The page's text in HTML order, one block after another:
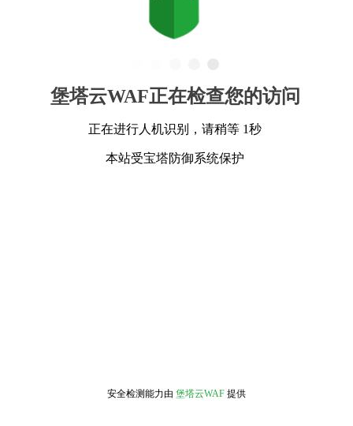
堡塔云WAF正在检查您的访问
正在进行人机识别，请稍等 1秒
本站受宝塔防御系统保护
安全检测能力由 堡塔云WAF 提供